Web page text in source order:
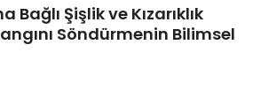
Bağlı Şişlik ve Kızarıklık
Söndürmenin Bilimsel